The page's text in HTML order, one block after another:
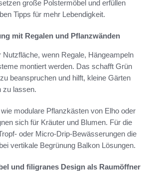
große Polstermöbel und erfüllen
Tipps für mehr Lebendigkeit.
mit Regalen und Pflanzwänden
Nutzfläche, wenn Regale, Hängeampeln
montiert werden. Das schafft Grün
beanspruchen und hilft, kleine Gärten
zu lassen.
modulare Pflanzkästen von Elho oder
sich für Kräuter und Blumen. Für die
oder Micro-Drip-Bewässerungen die
vertikale Begrünung Balkon Lösungen.
und filigranes Design als Raumöffner